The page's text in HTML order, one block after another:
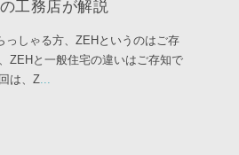
工務店が解説
っしゃる方、ZEHというのはご存
ZEHと一般住宅の違いはご存知で
は、Z...